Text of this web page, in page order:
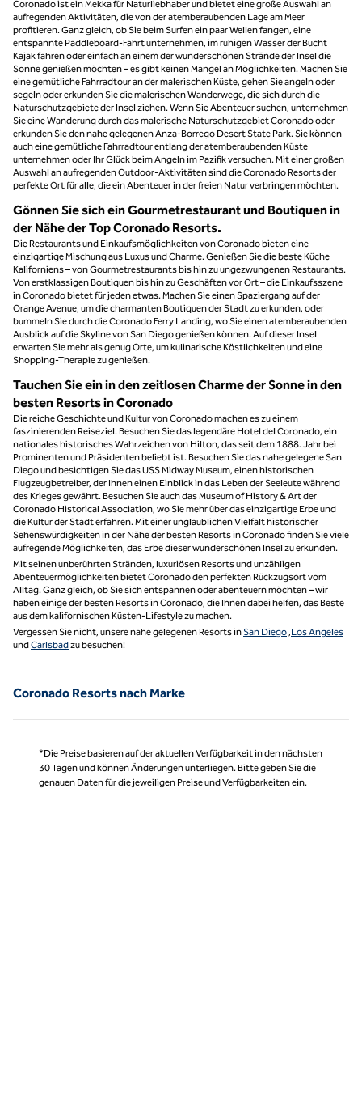
Coronado ist ein Mekka für Naturliebhaber und bietet eine große Auswahl an
aufregenden Aktivitäten, die von der atemberaubenden Lage am Meer
profitieren. Ganz gleich, ob Sie beim Surfen ein paar Wellen fangen, eine
entspannte Paddleboard-Fahrt unternehmen, im ruhigen Wasser der Bucht
Kajak fahren oder einfach an einem der wunderschönen Strände der Insel die
Sonne genießen möchten – es gibt keinen Mangel an Möglichkeiten. Machen Sie
eine gemütliche Fahrradtour an der malerischen Küste, gehen Sie angeln oder
segeln oder erkunden Sie die malerischen Wanderwege, die sich durch die
Naturschutzgebiete der Insel ziehen. Wenn Sie Abenteuer suchen, unternehmen
Sie eine Wanderung durch das malerische Naturschutzgebiet Coronado oder
erkunden Sie den nahe gelegenen Anza-Borrego Desert State Park. Sie können
auch eine gemütliche Fahrradtour entlang der atemberaubenden Küste
unternehmen oder Ihr Glück beim Angeln im Pazifik versuchen. Mit einer großen
Auswahl an aufregenden Outdoor-Aktivitäten sind die Coronado Resorts der
perfekte Ort für alle, die ein Abenteuer in der freien Natur verbringen möchten.
Gönnen Sie sich ein Gourmetrestaurant und Boutiquen in
der Nähe der Top Coronado Resorts.
Die Restaurants und Einkaufsmöglichkeiten von Coronado bieten eine
einzigartige Mischung aus Luxus und Charme. Genießen Sie die beste Küche
Kaliforniens – von Gourmetrestaurants bis hin zu ungezwungenen Restaurants.
Von erstklassigen Boutiquen bis hin zu Geschäften vor Ort – die Einkaufsszene
in Coronado bietet für jeden etwas. Machen Sie einen Spaziergang auf der
Orange Avenue, um die charmanten Boutiquen der Stadt zu erkunden, oder
bummeln Sie durch die Coronado Ferry Landing, wo Sie einen atemberaubenden
Ausblick auf die Skyline von San Diego genießen können. Auf dieser Insel
erwarten Sie mehr als genug Orte, um kulinarische Köstlichkeiten und eine
Shopping-Therapie zu genießen.
Tauchen Sie ein in den zeitlosen Charme der Sonne in den
besten Resorts in Coronado
Die reiche Geschichte und Kultur von Coronado machen es zu einem
faszinierenden Reiseziel. Besuchen Sie das legendäre Hotel del Coronado, ein
nationales historisches Wahrzeichen von Hilton, das seit dem 1888. Jahr bei
Prominenten und Präsidenten beliebt ist. Besuchen Sie das nahe gelegene San
Diego und besichtigen Sie das USS Midway Museum, einen historischen
Flugzeugbetreiber, der Ihnen einen Einblick in das Leben der Seeleute während
des Krieges gewährt. Besuchen Sie auch das Museum of History & Art der
Coronado Historical Association, wo Sie mehr über das einzigartige Erbe und
die Kultur der Stadt erfahren. Mit einer unglaublichen Vielfalt historischer
Sehenswürdigkeiten in der Nähe der besten Resorts in Coronado finden Sie viele
aufregende Möglichkeiten, das Erbe dieser wunderschönen Insel zu erkunden.
Mit seinen unberührten Stränden, luxuriösen Resorts und unzähligen
Abenteuermöglichkeiten bietet Coronado den perfekten Rückzugsort vom
Alltag. Ganz gleich, ob Sie sich entspannen oder abenteuern möchten – wir
haben einige der besten Resorts in Coronado, die Ihnen dabei helfen, das Beste
aus dem kalifornischen Küsten-Lifestyle zu machen.
Vergessen Sie nicht, unsere nahe gelegenen Resorts inSan Diego,Los Angeles
undCarlsbadzu besuchen!
Coronado Resorts nach Marke
*Die Preise basieren auf der aktuellen Verfügbarkeit in den nächsten
30 Tagen und können Änderungen unterliegen. Bitte geben Sie die
genauen Daten für die jeweiligen Preise und Verfügbarkeiten ein.